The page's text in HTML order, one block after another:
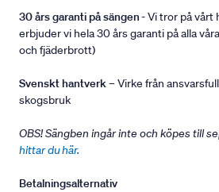
30 års garanti på sängen- Vi tror på vårt
erbjuder vi hela 30 års garanti på alla
och fjäderbrott)
Svenskt hantverk– Virke från
skogsbruk
OBS! Sängben ingår inte och köpes till
hittar du här.
Betalningsalternativ